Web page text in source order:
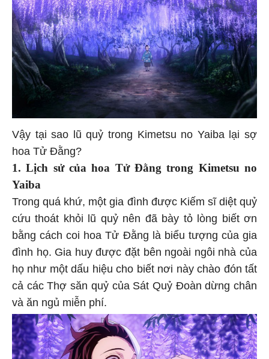
Vậy tại sao lũ quỷ trong Kimetsu no Yaiba lại sợ
hoa Tử Đằng?
1. Lịch sử của hoa Tử Đằng trong Kimetsu no
Yaiba
Trong quá khứ, một gia đình được Kiếm sĩ diệt quỷ
cứu thoát khỏi lũ quỷ nên đã bày tỏ lòng biết ơn
bằng cách coi hoa Tử Đằng là biểu tượng của gia
đình họ. Gia huy được đặt bên ngoài ngôi nhà của
họ như một dấu hiệu cho biết nơi này chào đón tất
cả các Thợ săn quỷ của Sát Quỷ Đoàn dừng chân
và ăn ngủ miễn phí.